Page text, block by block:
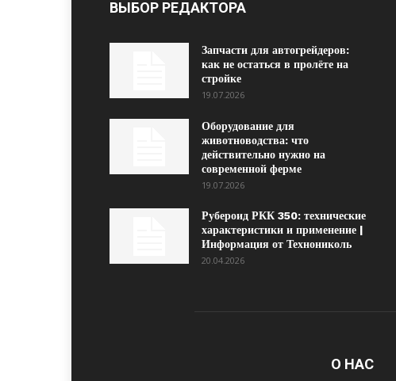
ВЫБОР РЕДАКТОРА
Запчасти для автогрейдеров:
как не остаться в пролёте на
стройке
19.07.2026
Оборудование для
животноводства: что
действительно нужно на
современной ферме
19.07.2026
Рубероид РКК 350: технические
характеристики и применение |
Информация от Технониколь
20.04.2026
О НАС